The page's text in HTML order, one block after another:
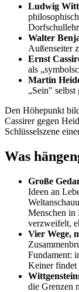
Ludwig
Walter
Außenseiter
Ernst
als
Martin
„Sein" selbst
Den Höhepunkt
Cassirer gegen
Schlüsselszene
Was
Große
Ideen an
Menschen
verzweifelt,
Vier Wege,
Fundament:
Keiner findet
die Grenzen